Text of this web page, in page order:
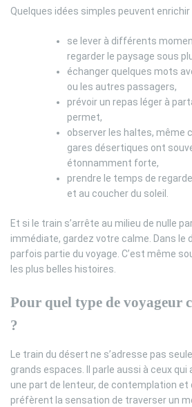
Quelques idées simples peuvent enrichir
se lever à différents
regarder le paysage sous
échanger quelques mots
ou les autres passagers,
prévoir un repas léger à
permet,
observer les haltes, même
gares désertiques ont
étonnamment forte,
prendre le temps de
et au coucher du soleil.
Et si le train s’arrête au milieu de nulle
immédiate, gardez votre calme. Dans le
parfois partie du voyage. C’est même
les plus belles histoires.
Pour quel type de voyageur
?
Le train du désert ne s’adresse pas
grands espaces. Il parle aussi à ceux
une part de lenteur, de contemplation et
préfèrent la sensation de traverser un